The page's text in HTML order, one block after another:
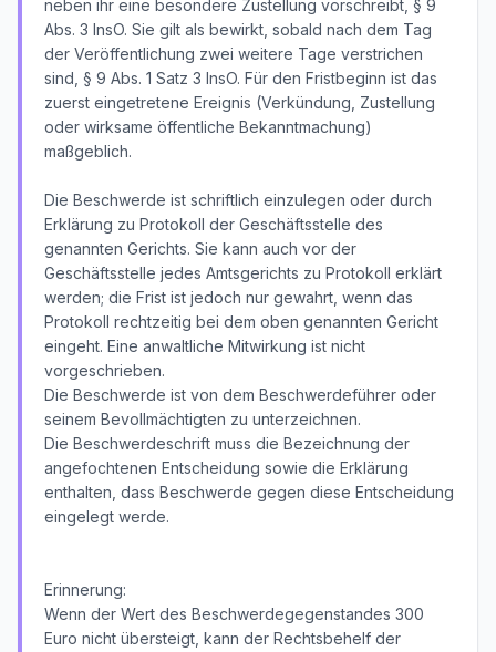
neben ihr eine besondere Zustellung vorschreibt, § 9
Abs. 3 InsO. Sie gilt als bewirkt, sobald nach dem Tag
der Veröffentlichung zwei weitere Tage verstrichen
sind, § 9 Abs. 1 Satz 3 InsO. Für den Fristbeginn ist das
zuerst eingetretene Ereignis (Verkündung, Zustellung
oder wirksame öffentliche Bekanntmachung)
maßgeblich.
Die Beschwerde ist schriftlich einzulegen oder durch
Erklärung zu Protokoll der Geschäftsstelle des
genannten Gerichts. Sie kann auch vor der
Geschäftsstelle jedes Amtsgerichts zu Protokoll erklärt
werden; die Frist ist jedoch nur gewahrt, wenn das
Protokoll rechtzeitig bei dem oben genannten Gericht
eingeht. Eine anwaltliche Mitwirkung ist nicht
vorgeschrieben.
Die Beschwerde ist von dem Beschwerdeführer oder
seinem Bevollmächtigten zu unterzeichnen.
Die Beschwerdeschrift muss die Bezeichnung der
angefochtenen Entscheidung sowie die Erklärung
enthalten, dass Beschwerde gegen diese Entscheidung
eingelegt werde.
Erinnerung:
Wenn der Wert des Beschwerdegegenstandes 300
Euro nicht übersteigt, kann der Rechtsbehelf der